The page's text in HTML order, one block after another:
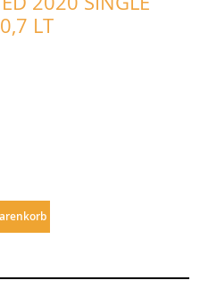
LT